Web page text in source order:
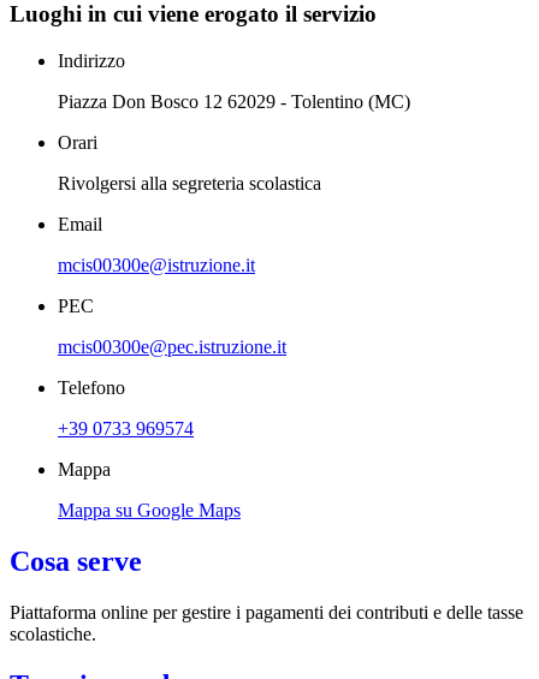
Luoghi in cui viene erogato il servizio
Indirizzo
Piazza Don Bosco 12 62029 - Tolentino (MC)
Orari
Rivolgersi alla segreteria scolastica
Email
mcis00300e@istruzione.it
PEC
mcis00300e@pec.istruzione.it
Telefono
+39 0733 969574
Mappa
Mappa su Google Maps
Cosa serve
Piattaforma online per gestire i pagamenti dei contributi e delle tasse
scolastiche.